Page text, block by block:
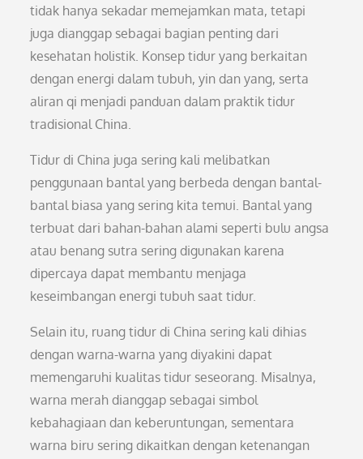
tidak hanya sekadar memejamkan mata, tetapi
juga dianggap sebagai bagian penting dari
kesehatan holistik. Konsep tidur yang berkaitan
dengan energi dalam tubuh, yin dan yang, serta
aliran qi menjadi panduan dalam praktik tidur
tradisional China.
Tidur di China juga sering kali melibatkan
penggunaan bantal yang berbeda dengan bantal-
bantal biasa yang sering kita temui. Bantal yang
terbuat dari bahan-bahan alami seperti bulu angsa
atau benang sutra sering digunakan karena
dipercaya dapat membantu menjaga
keseimbangan energi tubuh saat tidur.
Selain itu, ruang tidur di China sering kali dihias
dengan warna-warna yang diyakini dapat
memengaruhi kualitas tidur seseorang. Misalnya,
warna merah dianggap sebagai simbol
kebahagiaan dan keberuntungan, sementara
warna biru sering dikaitkan dengan ketenangan